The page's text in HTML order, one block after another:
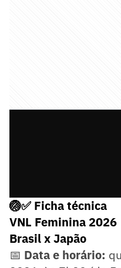
🏐✅ Ficha técnica
VNL Feminina 2026
Brasil x Japão
📅 Data e horário: